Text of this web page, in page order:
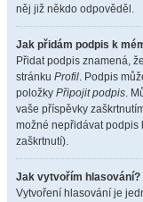
něj již někdo odpověděl.
Jak přidám podpis k
Přidat podpis znamená,
stránku Profil. Podpis
položky Připojit podpis.
vaše příspěvky
možné nepřidávat podpis
zaškrtnutí).
Jak vytvořím hlasování?
Vytvoření hlasování je